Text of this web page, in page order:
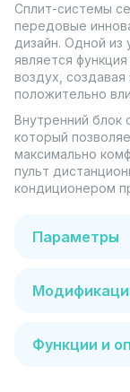
Сплит-системы
передовые
дизайн. Одной из
является
воздух,
положительно
Внутренний блок
который
максимально
пульт
кондиционером
Параметры
Функции и